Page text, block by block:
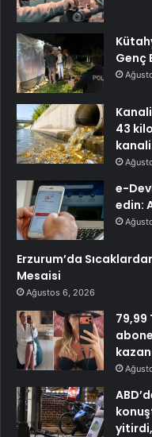
Genç
43
e-
edin:
Erzurum’da
Mesaisi
Ağustos 6, 2026
79,99
yitirdi,